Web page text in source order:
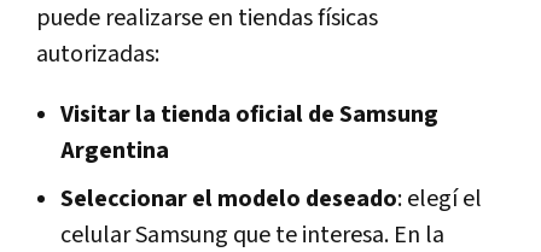
puede realizarse en tiendas físicas
autorizadas:
Visitar la tienda oficial de Samsung
Argentina
Seleccionar el modelo deseado: elegí el
celular Samsung que te interesa. En la